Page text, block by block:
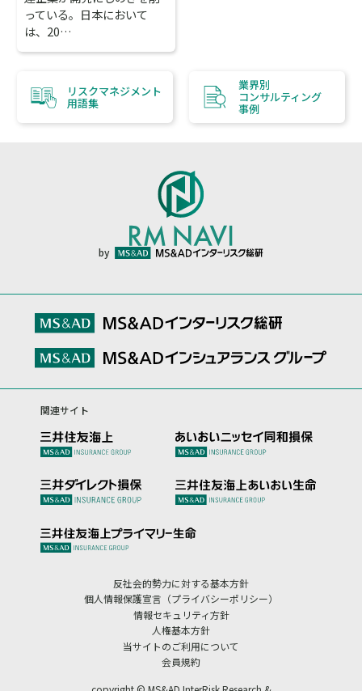
っている。日本において
は、20…
リスクマネジメント
用語集
業界別
コンサルティング
事例
by
関連サイト
反社会的勢力に対する基本方針
個人情報保護宣言（プライバシーポリシー）
情報セキュリティ方針
人権基本方針
当サイトのご利用について
会員規約